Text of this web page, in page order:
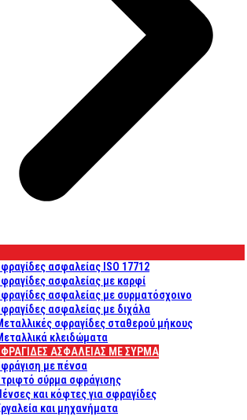
ασφαλείας ISO 17712
ασφαλείας με καρφί
ασφαλείας με συρματόσχοινο
ασφαλείας με διχάλα
σφραγίδες σταθερού μήκους
κλειδώματα
ΑΣΦΑΛΕΊΑΣ ΜΕ ΣΎΡΜΑ
με πένσα
σύρμα σφράγισης
και κόφτες για σφραγίδες
και μηχανήματα